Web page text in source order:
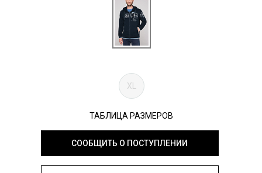
XL
ТАБЛИЦА РАЗМЕРОВ
СООБЩИТЬ О ПОСТУПЛЕНИИ